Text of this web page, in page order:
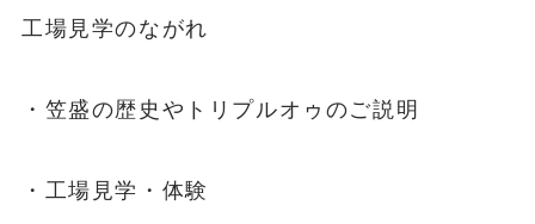
工場見学のながれ
・笠盛の歴史やトリプルオゥのご説明
・工場見学・体験